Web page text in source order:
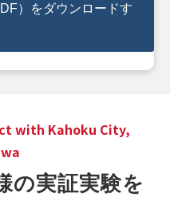
）をダウンロードす
with Kahoku City,
の実証実験を